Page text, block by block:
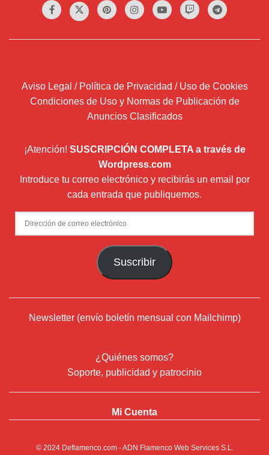
Aviso Legal / Política de Privacidad / Uso de Cookies
Condiciones de Uso y Normas de Publicación de
Anuncios Clasificados
¡Atención! SUSCRIPCIÓN COMPLETA a través de
Wordpress.com
Introduce tu correo electrónico y recibirás un email por
cada entrada que publiquemos.
Dirección
de
Suscribir
Newsletter (envío boletín mensual con Mailchimp)
¿Quiénes somos?
Soporte, publicidad y patrocinio
Mi Cuenta
© 2024 Deflamenco.com- ADN Flamenco Web Services S.L.